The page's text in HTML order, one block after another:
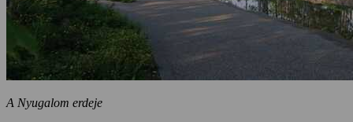
A Nyugalom erdeje